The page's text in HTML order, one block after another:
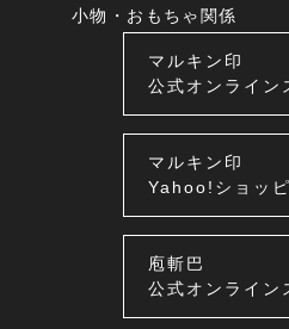
小物・おもちゃ関係
マルキン印
公式オンライン
マルキン印
Yahoo!ショッ
庖斬巴
公式オンライン